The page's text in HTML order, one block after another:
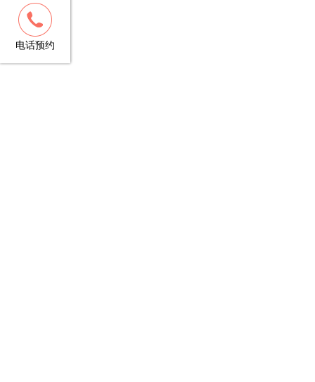
电话预约
客服
13148781706